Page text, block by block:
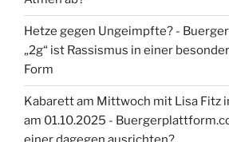
Hetze gegen Ungeimpfte? -
„2g“ ist Rassismus in einer
Form
Kabarett am Mittwoch mit Lisa Fitz
am 01.10.2025 -